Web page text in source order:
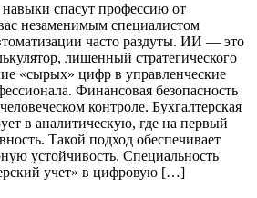
спасут профессию от
незаменимым специалистом
часто раздуты. ИИ — это
лишенный стратегического
«сырых» цифр в управленческие
Финансовая безопасность
контроле. Бухгалтерская
в аналитическую, где на первый
Такой подход обеспечивает
устойчивость. Специальность
учет» в цифровую […]